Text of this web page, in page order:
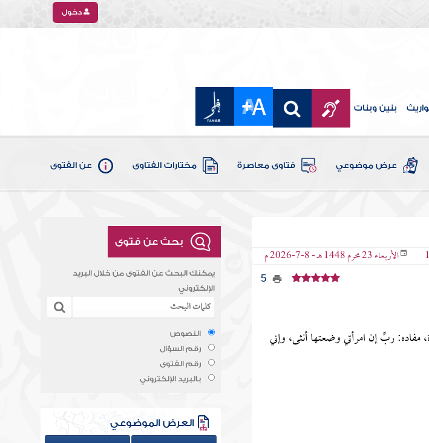
دخول
بنين وبنات
عرض موضوعي فتاوى معاصرة مختارات الفتاوى عن الفتوى
الأربعاء 23 محرم 1448 هـ - 8-7-2026 م
5
ربِّ إن امرأتي وضعتها أنثى، وإني
بحث عن فتوى
يمكنك البحث عن الفتوى من خلال البريد
الإلكتروني
النصوص
رقم السؤال
رقم الفتوى
بالبريد الإلكتروني
العرض الموضوعي